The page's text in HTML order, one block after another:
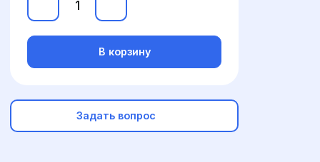
В корзину
Задать вопрос